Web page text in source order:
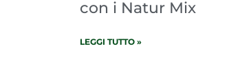
con i Natur Mix
LEGGI TUTTO »